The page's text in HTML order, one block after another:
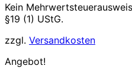
Kein
§19 (1) UStG.
zzgl. Versandkosten
Angebot!